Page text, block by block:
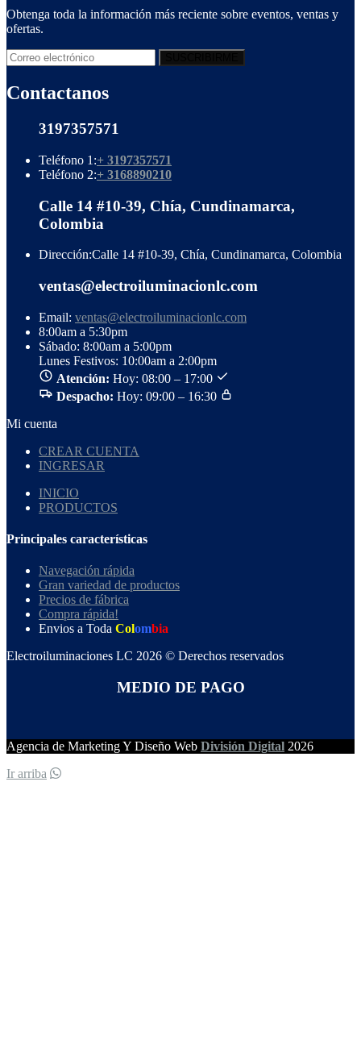
Obtenga toda la información más reciente sobre eventos, ventas y
ofertas.
Contactanos
3197357571
Teléfono 1:+ 3197357571
Teléfono 2:+ 3168890210
Calle 14 #10-39, Chía, Cundinamarca,
Colombia
Dirección:Calle 14 #10-39, Chía, Cundinamarca, Colombia
ventas@electroiluminacionlc.com
Email: ventas@electroiluminacionlc.com
8:00am a 5:30pm
Sábado: 8:00am a 5:00pm
Lunes Festivos: 10:00am a 2:00pm
Atención: Hoy: 08:00 – 17:00
Despacho: Hoy: 09:00 – 16:30
Mi cuenta
CREAR CUENTA
INGRESAR
INICIO
PRODUCTOS
Principales características
Navegación rápida
Gran variedad de productos
Precios de fábrica
Compra rápida!
Envios a Toda Colombia
Electroiluminaciones LC 2026 © Derechos reservados
MEDIO DE PAGO
Agencia de Marketing Y Diseño Web División Digital 2026
Ir arriba